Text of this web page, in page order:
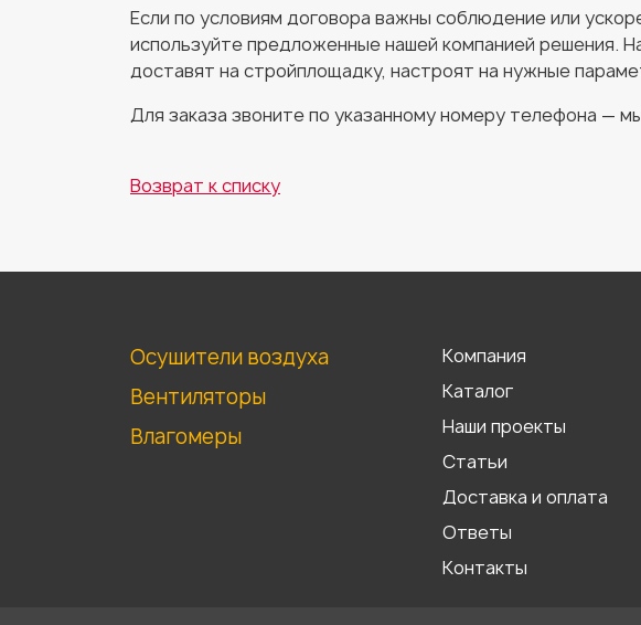
Если по условиям договора важны соблюдение или
используйте предложенные нашей компанией решения.
доставят на стройплощадку, настроят на нужные
Для заказа звоните по указанному номеру телефона —
Возврат к списку
Осушители воздуха
Вентиляторы
Влагомеры
Компания
Каталог
Наши проекты
Статьи
Доставка и оплата
Ответы
Контакты